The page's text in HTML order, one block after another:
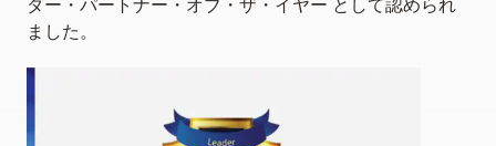
ダー・パートナー・オブ・ザ・イヤー として認められ
ました。